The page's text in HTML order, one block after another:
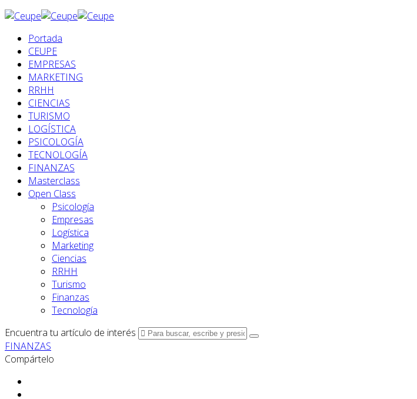
Portada
CEUPE
EMPRESAS
MARKETING
RRHH
CIENCIAS
TURISMO
LOGÍSTICA
PSICOLOGÍA
TECNOLOGÍA
FINANZAS
Masterclass
Open Class
Psicología
Empresas
Logística
Marketing
Ciencias
RRHH
Turismo
Finanzas
Tecnología
Encuentra tu artículo de interés
FINANZAS
Compártelo